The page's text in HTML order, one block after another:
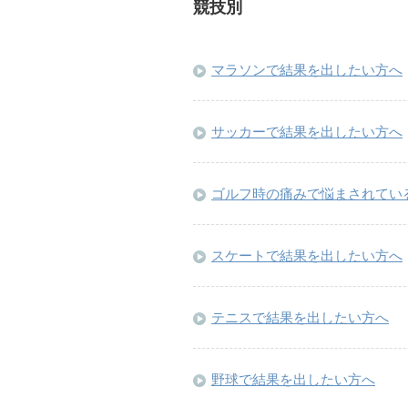
競技別
マラソンで結果を出したい方へ
サッカーで結果を出したい方へ
ゴルフ時の痛みで悩まされてい
スケートで結果を出したい方へ
テニスで結果を出したい方へ
野球で結果を出したい方へ